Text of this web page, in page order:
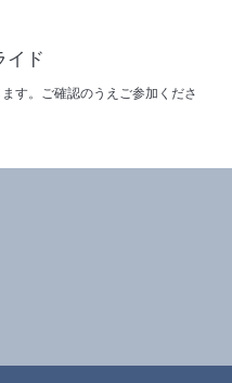
イド
す。ご確認のうえご参加くださ